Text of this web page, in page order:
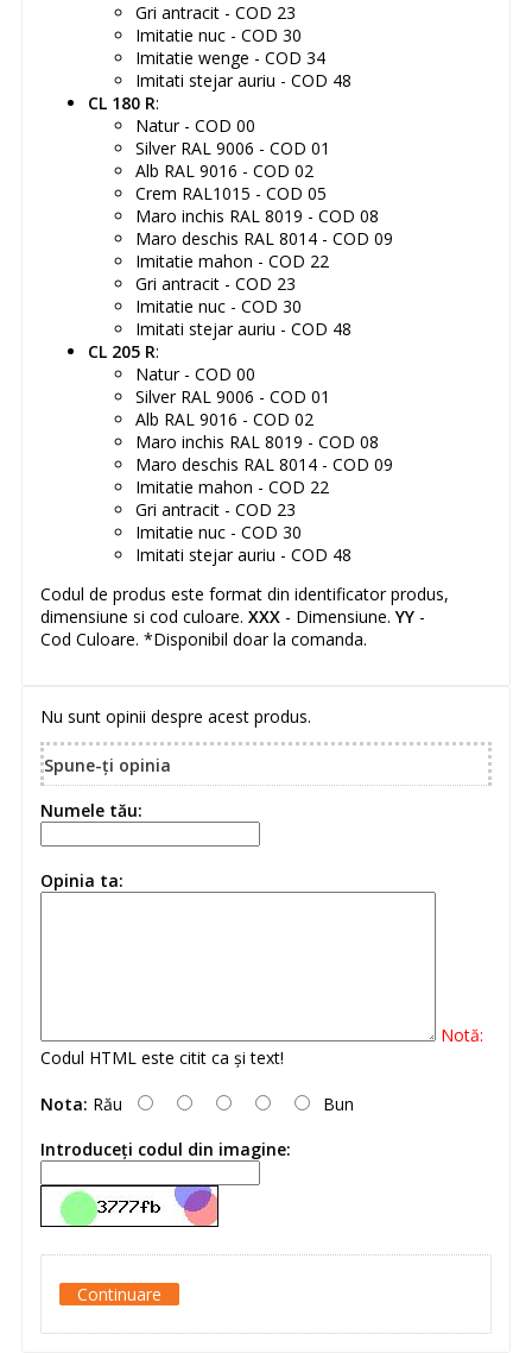
Gri antracit - COD 23
Imitatie nuc - COD 30
Imitatie wenge - COD 34
Imitati stejar auriu - COD 48
CL 180 R:
Natur - COD 00
Silver RAL 9006 - COD 01
Alb RAL 9016 - COD 02
Crem RAL1015 - COD 05
Maro inchis RAL 8019 - COD 08
Maro deschis RAL 8014 - COD 09
Imitatie mahon - COD 22
Gri antracit - COD 23
Imitatie nuc - COD 30
Imitati stejar auriu - COD 48
CL 205 R:
Natur - COD 00
Silver RAL 9006 - COD 01
Alb RAL 9016 - COD 02
Maro inchis RAL 8019 - COD 08
Maro deschis RAL 8014 - COD 09
Imitatie mahon - COD 22
Gri antracit - COD 23
Imitatie nuc - COD 30
Imitati stejar auriu - COD 48
Codul de produs este format din identificator produs,
dimensiune si cod culoare. XXX - Dimensiune.YY -
Cod Culoare. *Disponibil doar la comanda.
Nu sunt opinii despre acest produs.
Spune-ţi opinia
Numele tău:
Opinia ta:
Notă:
Codul HTML este citit ca şi text!
Nota: Rău
Bun
Introduceţi codul din imagine:
Continuare